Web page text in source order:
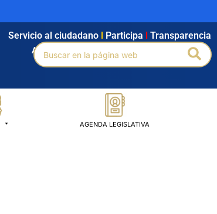
Agendamiento Intranet Búsqueda avanzada
Servicio al ciudadano Participa Transparencia
Buscar
por:
AGENDA LEGISLATIVA